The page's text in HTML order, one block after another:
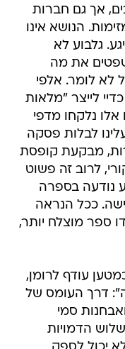
אך גם חברות
הנושא אינו
גלבוע לא
את מה
לא לומר. אלפי
לייצר "מלאות
נלקחו מדפי
לבלות פסקה
מבקעת קופסת
לרוב זה פשוט
נודעה בספרה
ככל הנראה
ספר מוצלח יותר,
עודף לרומן,
דרך העומס של
סמי
שלוש הדמויות